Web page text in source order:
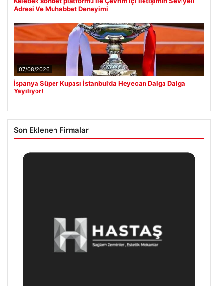
Adresi Ve Muhabbet Deneyimi
07/08/2026
İspanya Süper Kupası İstanbul’da Heyecan Dalga Dalga
Yayılıyor!
Son Eklenen Firmalar